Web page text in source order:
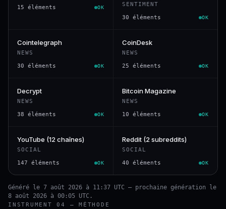
15 éléments OK
SENTIMENT
30 éléments OK
Cointelegraph
NEWS
30 éléments OK
CoinDesk
NEWS
25 éléments OK
Decrypt
NEWS
38 éléments OK
Bitcoin Magazine
NEWS
10 éléments OK
YouTube (12 chaînes)
SOCIAL
147 éléments OK
Reddit (2 subreddits)
SOCIAL
40 éléments OK
Généré le 7 août 2026 à 11:37 UTC — prochaine génération le
8 août 2026 à 00:05 UTC.
INSTRUMENT 04 — MÉTHODE